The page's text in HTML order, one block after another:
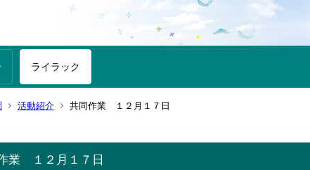
ライラック
活動紹介 共同作業 １２月１７日
業 １２月１７日